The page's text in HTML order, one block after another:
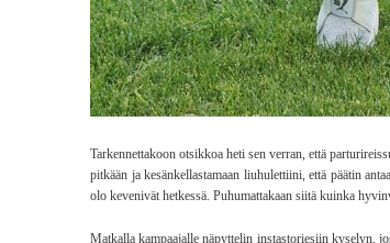
Tarkennettakoon otsikkoa heti sen verran, että
pitkään ja kesänkellastamaan liuhulettiini, että päätin antaa
olo kevenivät hetkessä. Puhumattakaan siitä kuinka
Matkalla kampaajalle näpyttelin instastoriesiin kyselyn,